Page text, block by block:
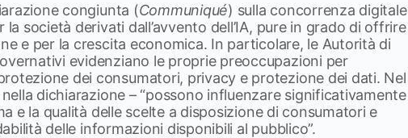
congiunta (Communiqué) sulla concorrenza digitale
società derivati dall’avvento dell’IA, pure in grado di offrire
e per la crescita economica. In particolare, le Autorità di
evidenziano le proprie preoccupazioni per
dei consumatori, privacy e protezione dei dati. Nel
dichiarazione – “possono influenzare significativamente
e la qualità delle scelte a disposizione di consumatori e
delle informazioni disponibili al pubblico”.